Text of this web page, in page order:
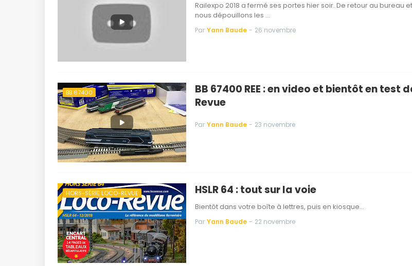
Railexpo 2018 a fermé ses portes hier soir. De retour au bureau
nous dépouillons les …
Par Yann Baude - 26 novembre
BB 67400
BB 67400 REE : en video et bientôt en test
Revue
Par Yann Baude - 23 novembre
HORS-SÉRIE LOCO-REVUE HSLR 64 : tout sur la voie
Bientôt dans votre boîte à lettres, puis en kiosque...
Par Yann Baude - 22 novembre